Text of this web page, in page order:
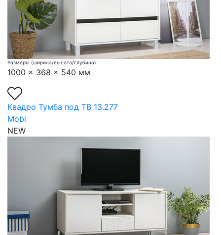
Размеры (ширина/высота/глубина):
1000 x 368 x 540 мм
Квадро Тумба под ТВ 13.277
Mobi
NEW